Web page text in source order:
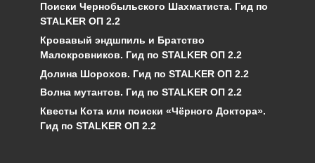
Поиски Чернобыльского Шахматиста. Гид по
STALKER ОП 2.2
Кровавый эндшпиль и Братство
Малокровников. Гид по STALKER ОП 2.2
Долина Шорохов. Гид по STALKER ОП 2.2
Волна мутантов. Гид по STALKER ОП 2.2
Квесты Кота или поиски «Чёрного Доктора».
Гид по STALKER ОП 2.2